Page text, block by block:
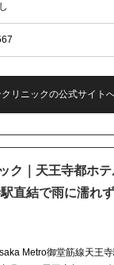
クリニックの公式サイト
ク｜天王寺都ホテ
直結で雨に濡れ
Metro御堂筋線天王